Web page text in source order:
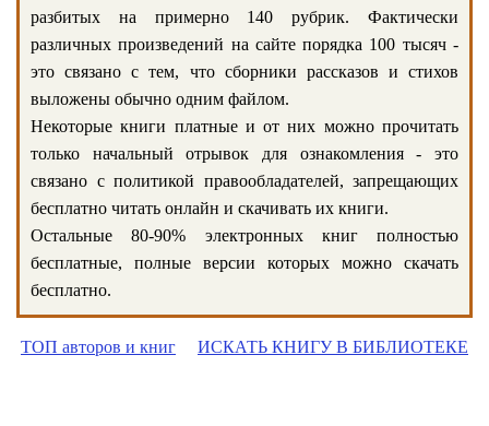
разбитых на примерно 140 рубрик. Фактически
различных произведений на сайте порядка 100 тысяч -
это связано с тем, что сборники рассказов и стихов
выложены обычно одним файлом.
Некоторые книги платные и от них можно прочитать
только начальный отрывок для ознакомления - это
связано с политикой правообладателей, запрещающих
бесплатно читать онлайн и скачивать их книги.
Остальные 80-90% электронных книг полностью
бесплатные, полные версии которых можно скачать
бесплатно.
ТОП авторов и книг ИСКАТЬ КНИГУ В БИБЛИОТЕКЕ